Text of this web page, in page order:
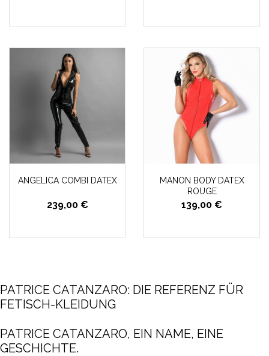
ANGELICA COMBI DATEX
239,00 €
MANON BODY DATEX
ROUGE
139,00 €
PATRICE CATANZARO: DIE REFERENZ FÜR
FETISCH-KLEIDUNG
PATRICE CATANZARO, EIN NAME, EINE
GESCHICHTE.